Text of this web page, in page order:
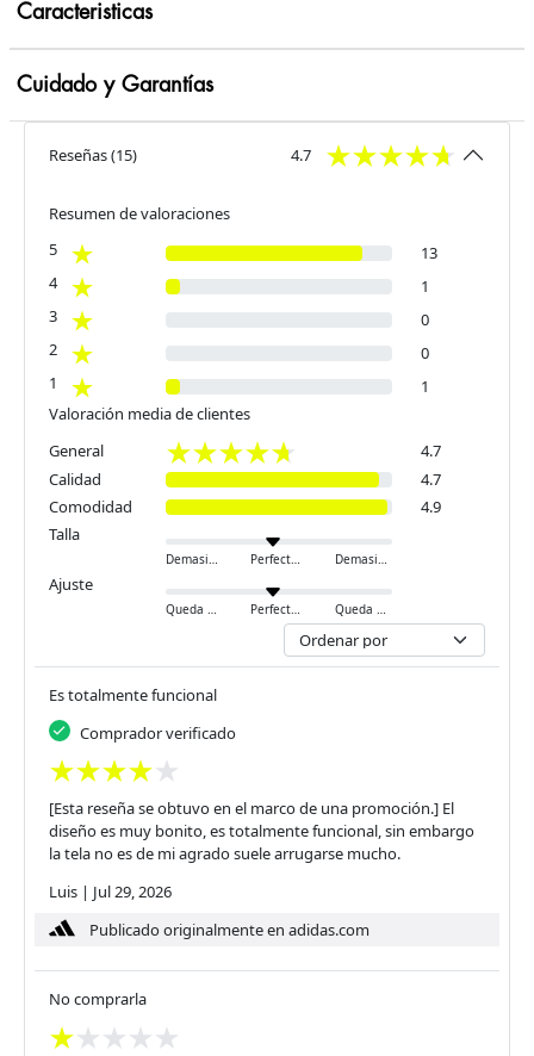
Caracteristicas
Cuidado y Garantías
Reseñas(15) 4.7
Resumen de valoraciones
5
13
4
1
3
0
2
0
1
1
Valoración media de clientes
General
4.7
Calidad
4.7
Comodidad
4.9
Talla
Demasiado pequeño Perfecto Demasiado grande
Ajuste
Queda ajustado Perfecto Queda holgado
Es totalmente funcional
Comprador verificado
[Esta reseña se obtuvo en el marco de una promoción.] El
diseño es muy bonito, es totalmente funcional, sin embargo
la tela no es de mi agrado suele arrugarse mucho.
Luis | Jul 29, 2026
Publicado originalmente en adidas.com
No comprarla